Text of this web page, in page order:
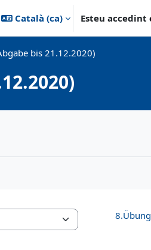
Català ‎(ca)‎ Esteu
bis 21.12.2020)